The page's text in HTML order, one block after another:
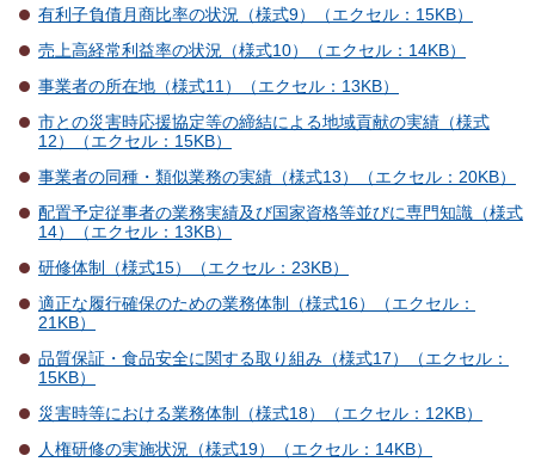
有利子負債月商比率の状況（様式9）（エクセル：15KB）
売上高経常利益率の状況（様式10）（エクセル：14KB）
事業者の所在地（様式11）（エクセル：13KB）
市との災害時応援協定等の締結による地域貢献の実績（様式
12）（エクセル：15KB）
事業者の同種・類似業務の実績（様式13）（エクセル：20KB）
配置予定従事者の業務実績及び国家資格等並びに専門知識（様式
14）（エクセル：13KB）
研修体制（様式15）（エクセル：23KB）
適正な履行確保のための業務体制（様式16）（エクセル：
21KB）
品質保証・食品安全に関する取り組み（様式17）（エクセル：
15KB）
災害時等における業務体制（様式18）（エクセル：12KB）
人権研修の実施状況（様式19）（エクセル：14KB）